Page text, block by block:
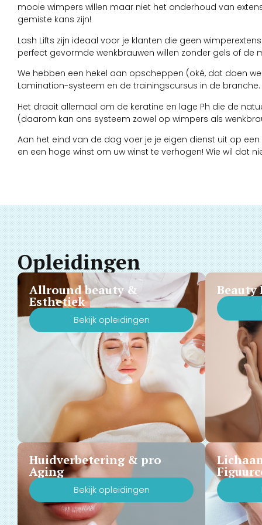
mooie wimpers willen maar niet het onderhoud van
gemiste kans zijn!
Lash Lifts zijn ideaal voor je klanten die geen
perfect gevormde wenkbrauwen willen zonder gels of
We hebben een hekel aan opscheppen (oké, dat doen
Lamination-systeem en de trainingscursus in de branche.
Het draait allemaal om de keratine en lage Ph die de
(daarom kan ons systeem zowel op wimpers als
Aan het eind van de dag voer je je eigen dienst uit op
en een hoge winst om uw winst te verhogen! Wie wil dat
Opleidingen
Allround beauty &
Esthetiek
Bekijk opleidingen
Beauty
Huidverbetering & pro
Aging
Bekijk opleidingen